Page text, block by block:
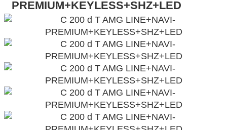
PREMIUM+KEYLESS+SHZ+LED